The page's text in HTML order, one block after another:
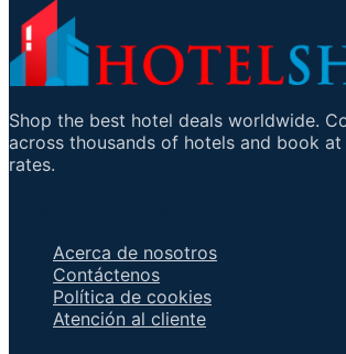
Shop the best hotel deals worldwide.
across thousands of hotels and book
rates.
Acerca de nosotros
Contáctenos
Política de cookies
Atención al cliente